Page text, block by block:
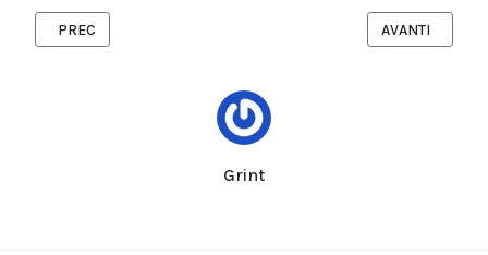
Grint
ARTICOLO PRECEDENTE: GIARDINI IN FESTA PRESENTA NOTE
PREC ARTICOLO
AVANTI